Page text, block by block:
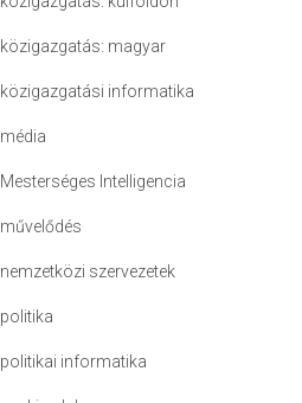
közigazgatás: magyar
közigazgatási informatika
média
Mesterséges Intelligencia
művelődés
nemzetközi szervezetek
politika
politikai informatika